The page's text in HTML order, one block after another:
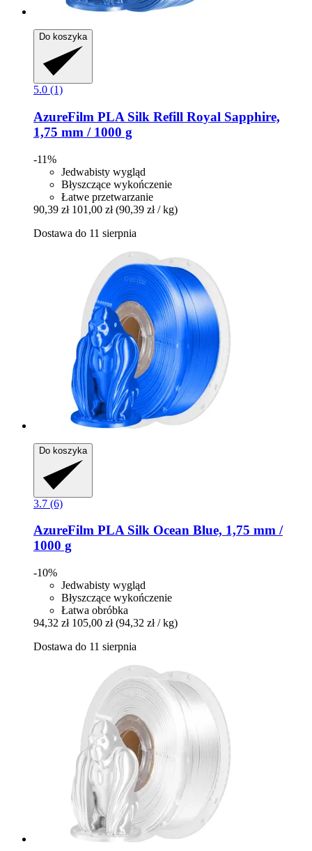
Do koszyka
5.0 (1)
AzureFilm PLA Silk Refill Royal Sapphire,
1,75 mm / 1000 g
-11%
Jedwabisty wygląd
Błyszczące wykończenie
Łatwe przetwarzanie
90,39 zł 101,00 zł (90,39 zł / kg)
Dostawa do 11 sierpnia
Do koszyka
3.7 (6)
AzureFilm PLA Silk Ocean Blue, 1,75 mm /
1000 g
-10%
Jedwabisty wygląd
Błyszczące wykończenie
Łatwa obróbka
94,32 zł 105,00 zł (94,32 zł / kg)
Dostawa do 11 sierpnia